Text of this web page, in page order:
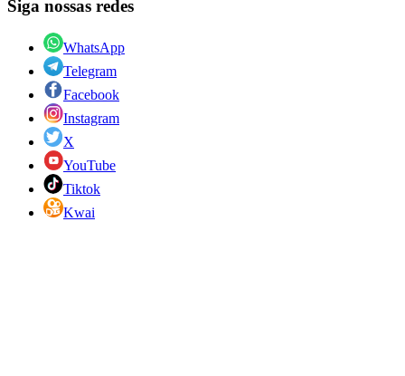
Siga nossas redes
WhatsApp
Telegram
Facebook
Instagram
X
YouTube
Tiktok
Kwai